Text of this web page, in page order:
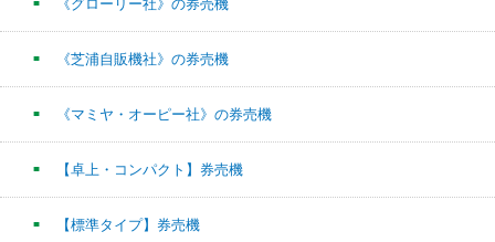
《グローリー社》の券売機
《芝浦自販機社》の券売機
《マミヤ・オーピー社》の券売機
【卓上・コンパクト】券売機
【標準タイプ】券売機